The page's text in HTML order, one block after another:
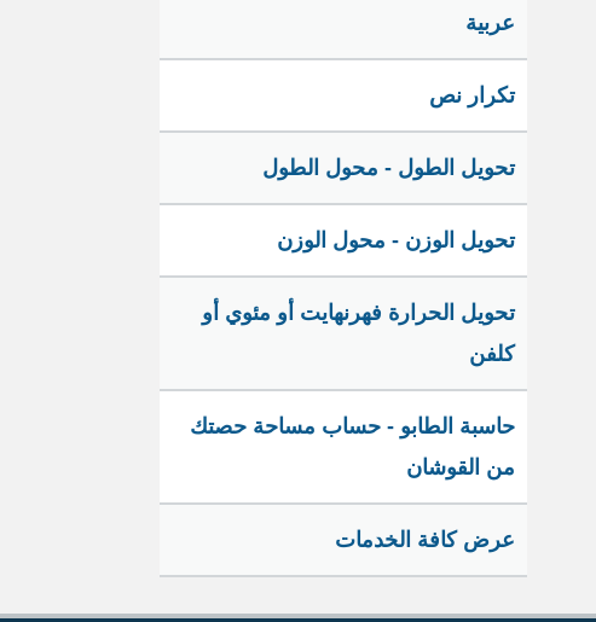
عربية
تكرار نص
تحويل الطول - محول الطول
تحويل الوزن - محول الوزن
تحويل الحرارة فهرنهايت أو مئوي أو
كلفن
حاسبة الطابو - حساب مساحة حصتك
من القوشان
عرض كافة الخدمات